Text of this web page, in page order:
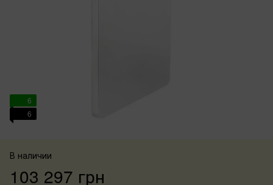
6
6
В наличии
103 297 грн